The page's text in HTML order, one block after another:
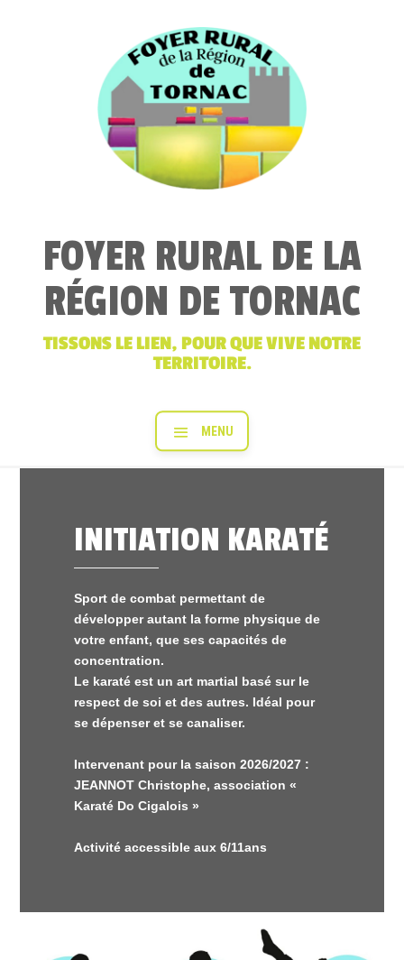
FOYER RURAL DE LA
RÉGION DE TORNAC
TISSONS LE LIEN, POUR QUE VIVE NOTRE
TERRITOIRE.
INITIATION KARATÉ
Sport de combat permettant de
développer autant la forme physique de
votre enfant, que ses capacités de
concentration.
Le karaté est un art martial basé sur le
respect de soi et des autres. Idéal pour
se dépenser et se canaliser.
Intervenant pour la saison 2026/2027 :
JEANNOT Christophe, association «
Karaté Do Cigalois »
Activité accessible aux 6/11ans